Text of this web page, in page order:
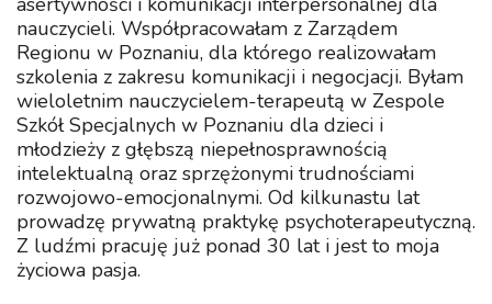
nauczycieli. Współpracowałam z Zarządem
Regionu w Poznaniu, dla którego realizowałam
szkolenia z zakresu komunikacji i negocjacji. Byłam
wieloletnim nauczycielem-terapeutą w Zespole
Szkół Specjalnych w Poznaniu dla dzieci i
młodzieży z głębszą niepełnosprawnością
intelektualną oraz sprzężonymi trudnościami
rozwojowo-emocjonalnymi. Od kilkunastu lat
prowadzę prywatną praktykę psychoterapeutyczną.
Z ludźmi pracuję już ponad 30 lat i jest to moja
życiowa pasja.